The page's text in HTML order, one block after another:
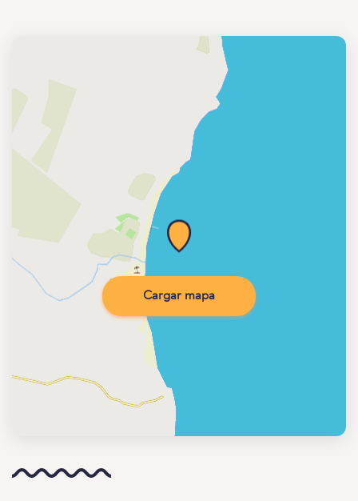
Cargar mapa